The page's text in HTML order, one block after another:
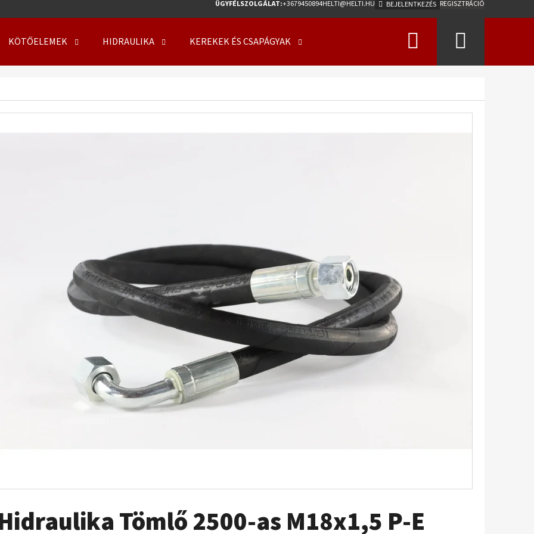
ÜGYFÉLSZOLGÁLAT:+3679450894HELTI@HELTI.HU BEJELENTKEZÉS REGISZTRÁCIÓ
KÖTŐELEMEK HIDRAULIKA KEREKEK ÉS CSAPÁGYAK Keresés
Tömlő 2500-as M18x1,5 P-E
254 000 Ft